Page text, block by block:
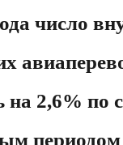
число
на 2,6% по